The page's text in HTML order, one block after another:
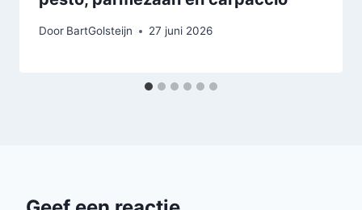
Door BartGolsteijn 27 juni 2026